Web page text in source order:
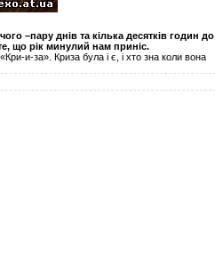
–пару днів та кілька десятків годин до
що рік минулий нам приніс.
и-за». Криза була і є, і хто зна коли вона